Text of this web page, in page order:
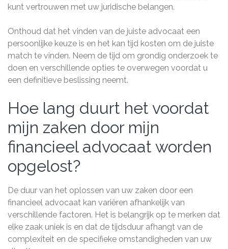
kunt vertrouwen met uw juridische belangen.
Onthoud dat het vinden van de juiste advocaat een
persoonlijke keuze is en het kan tijd kosten om de juiste
match te vinden. Neem de tijd om grondig onderzoek te
doen en verschillende opties te overwegen voordat u
een definitieve beslissing neemt.
Hoe lang duurt het voordat
mijn zaken door mijn
financieel advocaat worden
opgelost?
De duur van het oplossen van uw zaken door een
financieel advocaat kan variëren afhankelijk van
verschillende factoren. Het is belangrijk op te merken dat
elke zaak uniek is en dat de tijdsduur afhangt van de
complexiteit en de specifieke omstandigheden van uw